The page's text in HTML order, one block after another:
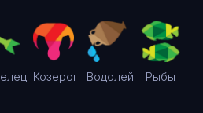
Козерог Водолей Рыбы